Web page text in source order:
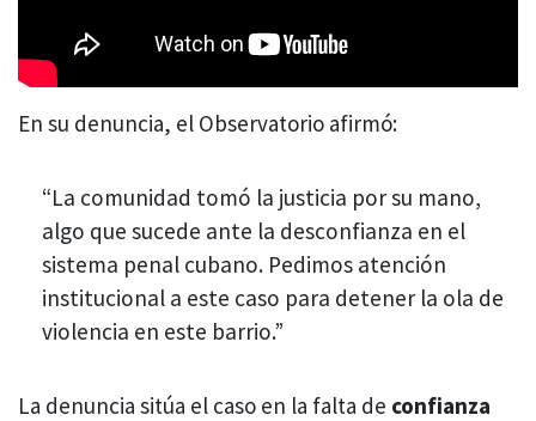
En su denuncia, el Observatorio afirmó:
“La comunidad tomó la justicia por su mano,
algo que sucede ante la desconfianza en el
sistema penal cubano. Pedimos atención
institucional a este caso para detener la ola de
violencia en este barrio.”
La denuncia sitúa el caso en la falta de confianza